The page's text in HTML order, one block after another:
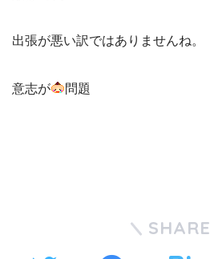
出張が悪い訳ではありませんね。
意志が 問題
SHARE